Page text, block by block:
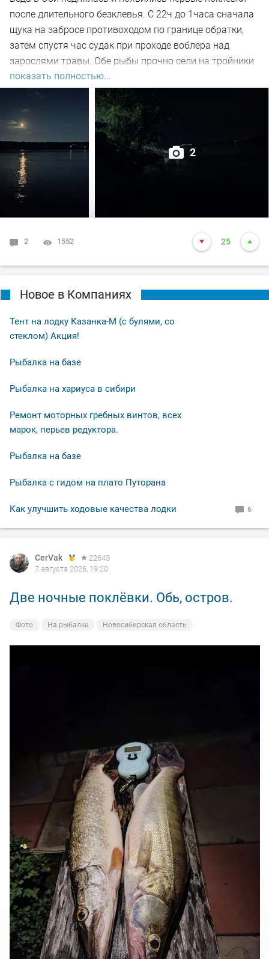
после длительного безклевья. С 22ч до 1часа сначала
щука на забросе противоходом по границе обратки,
затем спустя час судак при проходе воблера над
зарослями травы. Обе рыбы прочно сели на тройники
и при чистке оказались с пустыми желудками. Ждем
дальнейших поклёвок.
показать полностью...
2
2 1552 25
Новое в Компаниях
Тент на лодку Казанка-М (с булями, со
стеклом) Акция!
Рыбалка на базе
Рыбалка на хариуса в сибири
Ремонт моторных гребных винтов, всех
марок, перьев редуктора.
Рыбалка на базе
Рыбалка с гидом на плато Путорана
Как улучшить ходовые качества лодки 6
CerVak
22643
7 августа 2026, 19:20
Две ночные поклёвки. Обь, остров.
Фото На рыбалке Новосибирская область